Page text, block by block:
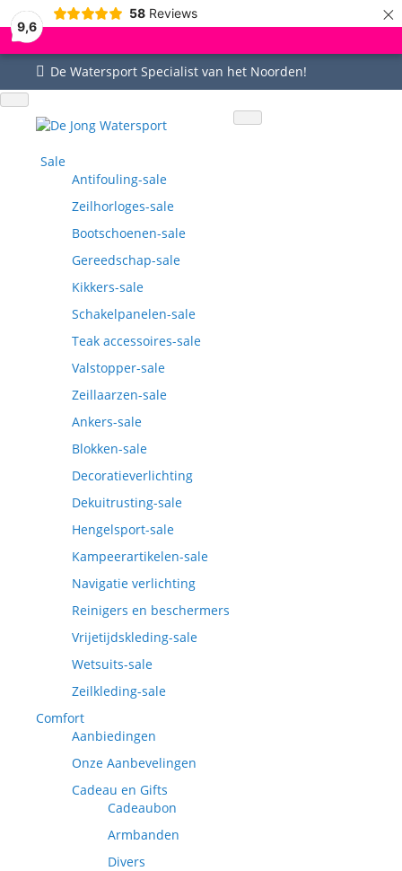
9,6
58 Reviews ×
De Watersport Specialist van het Noorden!
Uitstekende service
Sale
Antifouling-sale
Zeilhorloges-sale
Bootschoenen-sale
Gereedschap-sale
Kikkers-sale
Schakelpanelen-sale
Teak accessoires-sale
Valstopper-sale
Zeillaarzen-sale
Ankers-sale
Blokken-sale
Decoratieverlichting
Dekuitrusting-sale
Hengelsport-sale
Kampeerartikelen-sale
Navigatie verlichting
Reinigers en beschermers
Vrijetijdskleding-sale
Wetsuits-sale
Zeilkleding-sale
Comfort
Aanbiedingen
Onze Aanbevelingen
Cadeau en Gifts
Cadeaubon
Armbanden
Divers